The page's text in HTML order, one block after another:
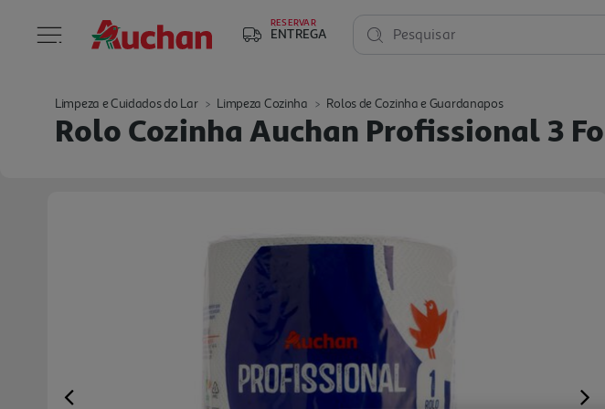
RESERVAR
ENTREGA Pesquisar
Limpeza e Cuidados do Lar Limpeza Cozinha Rolos de Cozinha e Guardanapos
Rolo Cozinha Auchan Profissional 3